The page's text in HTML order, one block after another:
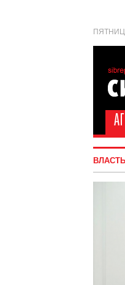
ВЛАСТЬ